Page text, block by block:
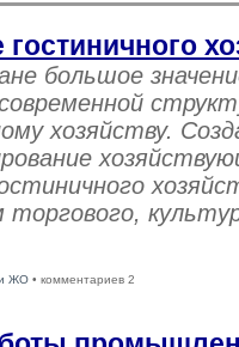
гостиничного
большое
хозяйству.
торгового,
ЖО • комментариев 2